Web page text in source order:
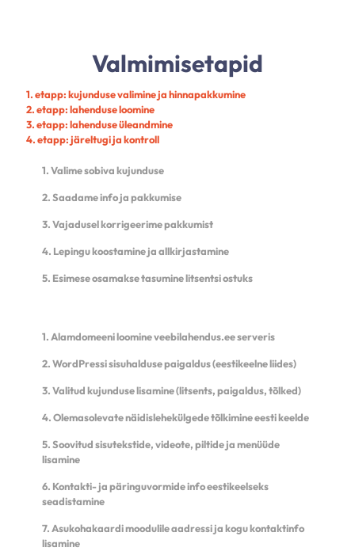
Valmimisetapid
1. etapp: kujunduse valimine ja hinnapakkumine
2. etapp: lahenduse loomine
3. etapp: lahenduse üleandmine
4. etapp: järeltugi ja kontroll
1. Valime sobiva kujunduse
2. Saadame info ja pakkumise
3. Vajadusel korrigeerime pakkumist
4. Lepingu koostamine ja allkirjastamine
5. Esimese osamakse tasumine litsentsi ostuks
1. Alamdomeeni loomine veebilahendus.ee serveris
2. WordPressi sisuhalduse paigaldus (eestikeelne liides)
3. Valitud kujunduse lisamine (litsents, paigaldus, tõlked)
4. Olemasolevate näidislehekülgede tõlkimine eesti keelde
5. Soovitud sisutekstide, videote, piltide ja menüüde
lisamine
6. Kontakti- ja päringuvormide info eestikeelseks
seadistamine
7. Asukohakaardi moodulile aadressi ja kogu kontaktinfo
lisamine